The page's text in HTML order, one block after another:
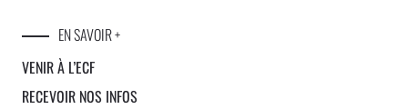
EN SAVOIR +
VENIR À L’ECF
RECEVOIR NOS INFOS